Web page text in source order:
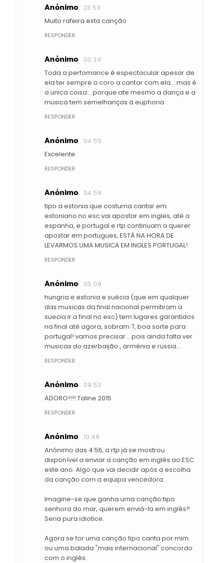
Anónimo 23:53
Muito rafeira esta canção
RESPONDER
Anónimo 00:24
Toda a perfomance é espectacular apesar de
ela ter sempre o coro a cantar com ela....mas é
a unica coisa....porque ate mesmo a dança e a
musica tem semelhanças à euphoria
RESPONDER
Anónimo 04:55
Excelente.
RESPONDER
Anónimo 04:56
tipo a estonia que costuma cantar em
estoniano no esc vai apostar em ingles, até a
espanha, e portugal e rtp continuam a querer
apostar em portugues, ESTÁ NA HORA DE
LEVARMOS UMA MUSICA EM INGLES PORTUGAL!
RESPONDER
Anónimo 05:08
hungria e estonia e suécia (que em qualquer
das musicas da final nacional permitiram a
suecia ir a final no esc) tem lugares garantidos
na final até agora, sobram 7, boa sorte para
portugal! vamos precisar... pois ainda falta ver
musicas do azerbaijão , arménia e russia...
RESPONDER
Anónimo 09:53
ADORO!!!! Taline 2015
RESPONDER
Anónimo 10:46
Anónimo das 4:56, a rtp já se mostrou
disponível a enviar a canção em inglês ao ESC
este ano. Algo que vai decidir após a escolha
da canção com a equipa vencedora.
Imagine-se que ganha uma canção tipo
senhora do mar, querem enviá-la em inglês?
Seria pura idiotice.
Agora se for uma canção tipo canta por mim
ou uma balada "mais internacional" concordo
com o inglês.